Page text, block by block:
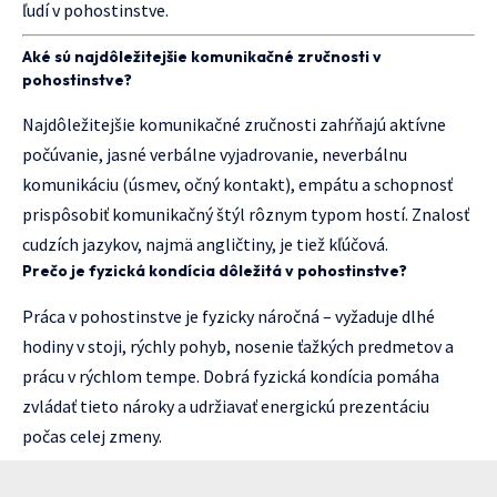
ľudí v pohostinstve.
Aké sú najdôležitejšie komunikačné zručnosti v
pohostinstve?
Najdôležitejšie komunikačné zručnosti zahŕňajú aktívne
počúvanie, jasné verbálne vyjadrovanie, neverbálnu
komunikáciu (úsmev, očný kontakt), empátu a schopnosť
prispôsobiť komunikačný štýl rôznym typom hostí. Znalosť
cudzích jazykov, najmä angličtiny, je tiež kľúčová.
Prečo je fyzická kondícia dôležitá v pohostinstve?
Práca v pohostinstve je fyzicky náročná – vyžaduje dlhé
hodiny v stoji, rýchly pohyb, nosenie ťažkých predmetov a
prácu v rýchlom tempe. Dobrá fyzická kondícia pomáha
zvládať tieto nároky a udržiavať energickú prezentáciu
počas celej zmeny.